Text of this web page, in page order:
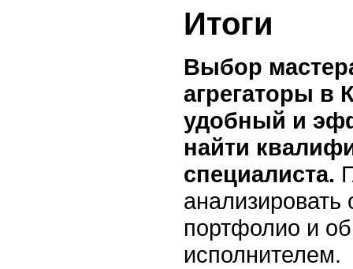
Итоги
Выбор
агрегаторы в
удобный и
найти
специалиста.
анализировать
портфолио и
исполнителем.